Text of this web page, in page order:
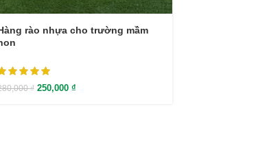
rào nhựa cho trường mầm
₫ 250,000 ₫